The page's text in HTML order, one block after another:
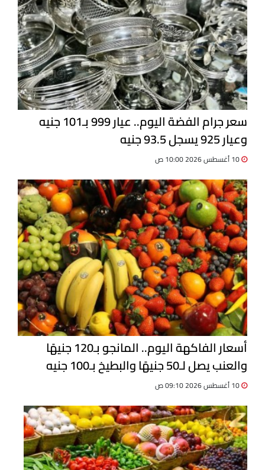
سعر جرام الفضة اليوم.. عيار 999 بـ101 جنيه
وعيار 925 يسجل 93.5 جنيه
أسعار الفاكهة اليوم.. المانجو بـ120 جنيهًا
والعنب يصل لـ50 جنيهًا والبطيخ بـ100 جنيه